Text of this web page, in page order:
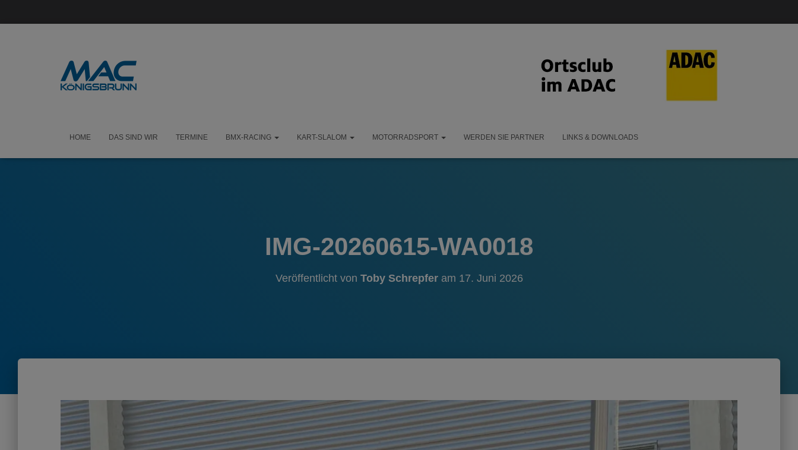
HOME DAS SIND WIR TERMINE BMX-RACING KART-SLALOM MOTORRADSPORT WERDEN SIE PARTNER LINKS & DOWNLOADS
IMG-20260615-WA0018
Veröffentlicht von Toby Schrepferam 17. Juni 2026